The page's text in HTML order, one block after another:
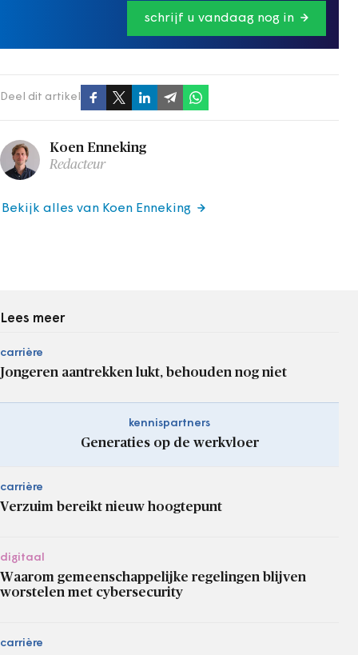
schrijf u vandaag nog in
Deel dit artikel
Koen Enneking
Redacteur
Bekijk alles van Koen Enneking
Lees meer
carrière
Jongeren aantrekken lukt, behouden nog niet
kennispartners
Generaties op de werkvloer
carrière
Verzuim bereikt nieuw hoogtepunt
digitaal
Waarom gemeenschappelijke regelingen blijven
worstelen met cybersecurity
carrière